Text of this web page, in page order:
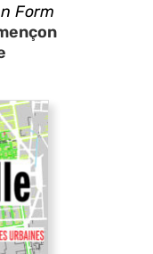
Form